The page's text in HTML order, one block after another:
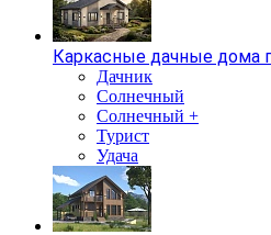
Каркасные дачные дома
Дачник
Солнечный
Солнечный +
Турист
Удача